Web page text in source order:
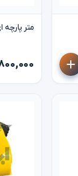
متر پارچه ای 50
۸۰۰,۰۰۰